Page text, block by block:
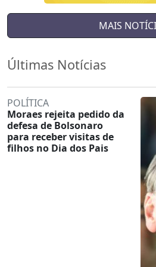
MAIS
Últimas Notícias
POLÍTICA
Moraes rejeita pedido da
defesa de Bolsonaro
para receber visitas de
filhos no Dia dos Pais